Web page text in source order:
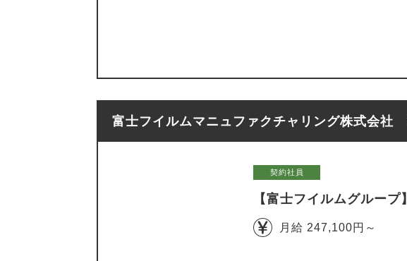
富士フイルムマニュファクチャリング株式会
契約社員
【富士フイルムグルー
月給 247,100円～